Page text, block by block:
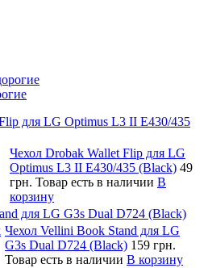
для LG Optimus L3 II E430/435
Чехол Drobak Wallet Flip для LG
Optimus L3 II E430/435 (Black) 49
грн. Товар есть в наличии В
корзину
для LG G3s Dual D724 (Black)
Чехол Vellini Book Stand для LG
G3s Dual D724 (Black) 159 грн.
Товар есть в наличии В корзину